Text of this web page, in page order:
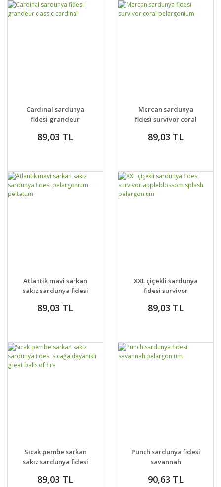
DETAYLAR
VER
Cardinal sardunya
fidesi grandeur
89,03 TL
DETAYLAR
VER
Mercan sardunya
fidesi survivor coral
89,03 TL
DETAYLAR
VER
Atlantik mavi sarkan
sakız sardunya fidesi
peltatum
89,03 TL
DETAYLAR
VER
XXL çiçekli sardunya
fidesi survivor
pelargonium
89,03 TL
DETAYLAR
VER
Sıcak pembe sarkan
sakız sardunya fidesi
balls of fire
89,03 TL
DETAYLAR
VER
Punch sardunya fidesi
savannah
90,63 TL